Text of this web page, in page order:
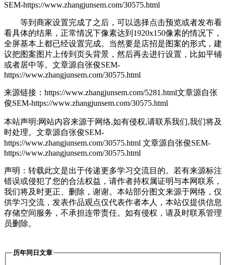
SEM-https://www.zhangjunsem.com/30575.html
等到商家设置完成了之后，可以选择点击预览或者发布看
看具体的结果，正常情况下像素达到1920x150像素的情况下，
全屏基本上都已经设置完成。当然要是店招是图案的形式，建
议把图案图片上传到页头背景，然后再去进行设置，比如平铺
或者居中等。 文章源自张俊SEM-
https://www.zhangjunsem.com/30575.html
来源链接：https://www.zhangjunsem.com/5281.html文章源自张
俊SEM-https://www.zhangjunsem.com/30575.html
本站声明:网站内容来源于网络,如有侵权,请联系我们,我们将及
时处理。 文章源自张俊SEM-
https://www.zhangjunsem.com/30575.html 文章源自张俊SEM-
https://www.zhangjunsem.com/30575.html
声明：转载此文是出于传递更多学习交流目的。若有来源标注
错误或侵犯了您的合法权益，请作者持权属证明与本网联系，
我们将及时更正、删除，谢谢。本站部分图文来源于网络，仅
供学习交流，发表作品观点仅代表作者本人，本站仅提供信息
存储空间服务，不承担连带责任。如有侵权，请及时联系管理
员删除。
历年同日文章